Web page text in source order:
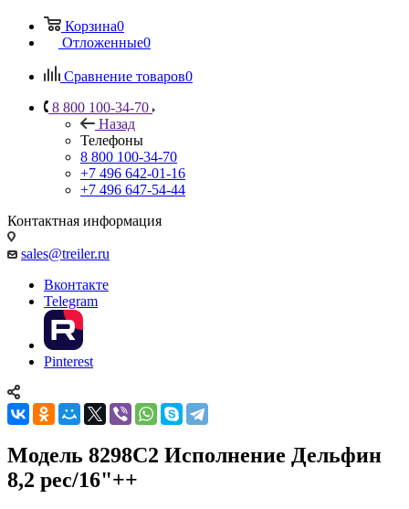
Корзина0
Отложенные0
Сравнение товаров0
8 800 100-34-70
Назад
Телефоны
8 800 100-34-70
+7 496 642-01-16
+7 496 647-54-44
Контактная информация
sales@treiler.ru
Вконтакте
Telegram
Pinterest
Модель 8298С2 Исполнение Дельфин
8,2 рес/16"++